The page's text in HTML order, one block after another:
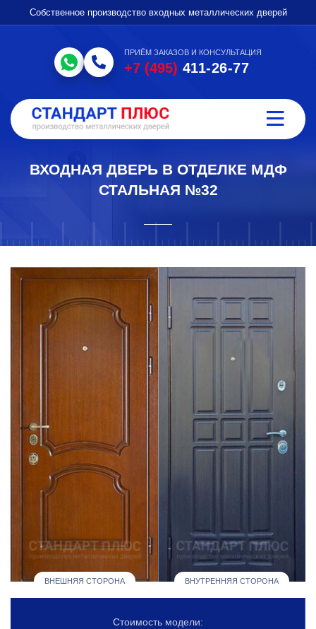
Собственное производство входных металлических дверей
ПРИЁМ ЗАКАЗОВ И КОНСУЛЬТАЦИЯ
+7 (495) 411-26-77
ВХОДНАЯ ДВЕРЬ В ОТДЕЛКЕ МДФ
СТАЛЬНАЯ №32
ВНЕШНЯЯ СТОРОНА ВНУТРЕННЯЯ СТОРОНА
Стоимость модели: